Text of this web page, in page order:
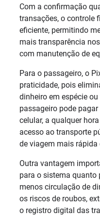
Com a confirmação
transações, o controle
eficiente, permitindo
mais transparência
com manutenção de
Para o passageiro, o
praticidade, pois
dinheiro em espécie
passageiro pode
celular, a qualquer
acesso ao transporte
de viagem mais rápida
Outra vantagem
para o sistema quanto
menos circulação de
os riscos de roubos,
o registro digital das